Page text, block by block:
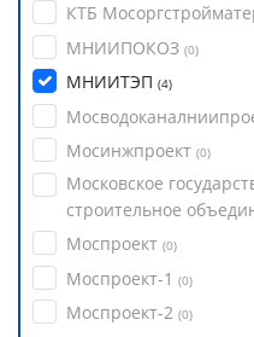
КТБ
МНИИПОКОЗ (0)
МНИИТЭП (4)
Мосинжпроект (0)
Московское
строительное
Моспроект (0)
Моспроект-1 (0)
Моспроект-2 (0)